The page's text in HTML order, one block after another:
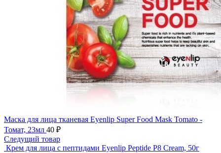
Маска для лица тканевая Eyenlip Super Food Mask Tomato -
Томат, 23мл 40 ₽
Следущий товар
Крем для лица с пептидами Eyenlip Peptide P8 Cream, 50г